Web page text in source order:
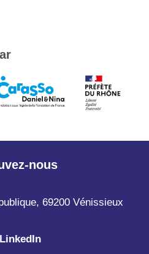
nous
69200 Vénissieux
LinkedIn